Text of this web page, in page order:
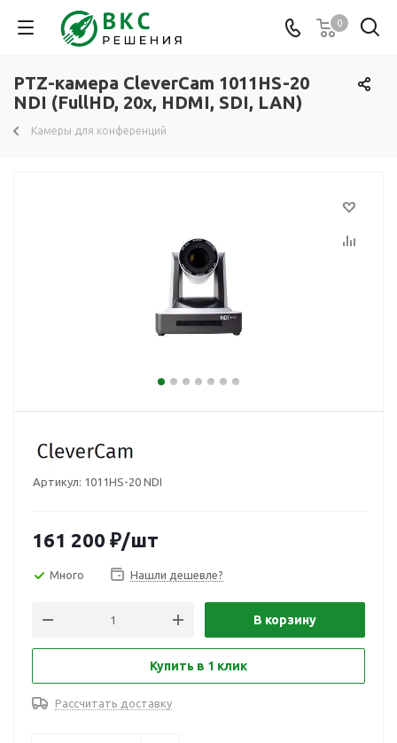
0
PTZ-камера CleverCam 1011HS-20
NDI (FullHD, 20x, HDMI, SDI, LAN)
Камеры для конференций
Артикул: 1011HS-20 NDI
161 200 ₽/шт
Много Нашли дешевле?
В корзину
Купить в 1 клик
Рассчитать доставку